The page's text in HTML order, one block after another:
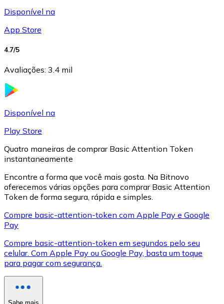
XRP
Cupons cripto
Disponível na
App Store
4.7/5
Avaliações: 3.4 mil
Disponível na
Play Store
Quatro maneiras de comprar Basic Attention Token
instantaneamente
Encontre a forma que você mais gosta. Na Bitnovo
oferecemos várias opções para comprar Basic Attention
Token de forma segura, rápida e simples.
Compre basic-attention-token com Apple Pay e Google
Pay
Compre basic-attention-token em segundos pelo seu
celular. Com Apple Pay ou Google Pay, basta um toque
para pagar com segurança.